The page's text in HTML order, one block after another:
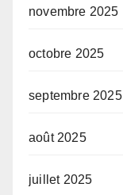
novembre 2025
octobre 2025
septembre 2025
août 2025
juillet 2025